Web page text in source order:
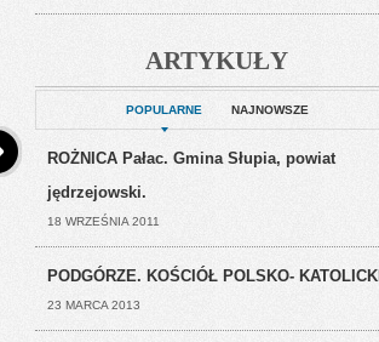
ARTYKUŁY
POPULARNE NAJNOWSZE
ROŻNICA Pałac. Gmina Słupia, powiat
jędrzejowski.
18 WRZEŚNIA 2011
PODGÓRZE. KOŚCIÓŁ POLSKO- KATOLICKI
23 MARCA 2013